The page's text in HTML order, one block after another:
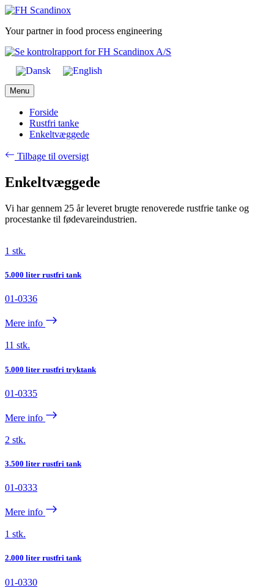
Skip
content
Your partner in food process engineering
Menu
Forside
Rustfri tanke
Enkeltvæggede
Tilbage til oversigt
Enkeltvæggede
Vi har gennem 25 år leveret brugte renoverede rustfrie tanke og
procestanke til fødevareindustrien.
1 stk.
5.000 liter rustfri tank
01-0336
Mere info
11 stk.
5.000 liter rustfri tryktank
01-0335
Mere info
2 stk.
3.500 liter rustfri tank
01-0333
Mere info
1 stk.
2.000 liter rustfri tank
01-0330